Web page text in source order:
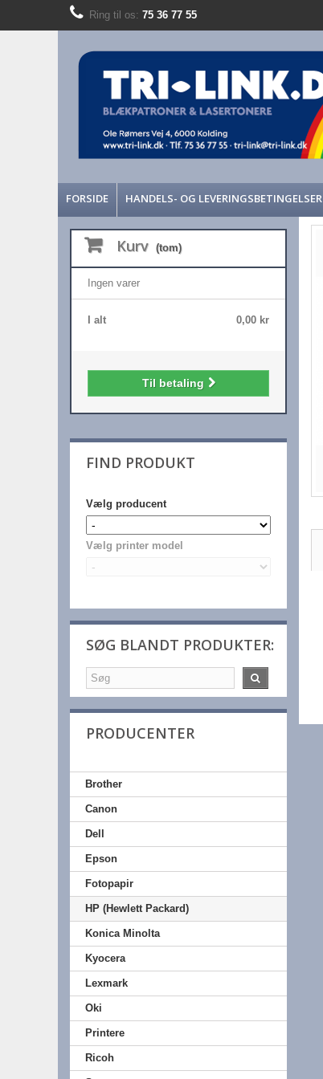
Ring til os: 75 36 77 55
FORSIDE HANDELS- OG LEVERINGSBETINGELSER
Kurv (tom)
Ingen varer
0,00 kr
I alt
Til betaling
FIND PRODUKT
Vælg producent
Vælg printer model
SØG BLANDT PRODUKTER:
PRODUCENTER
Brother
Canon
Dell
Epson
Fotopapir
HP (Hewlett Packard)
Konica Minolta
Kyocera
Lexmark
Oki
Printere
Ricoh